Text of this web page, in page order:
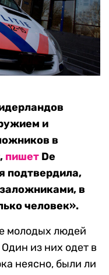
и
в
пишет De
подтвердила,
в
человек».
молодых людей
из них одет в
неясно, были ли